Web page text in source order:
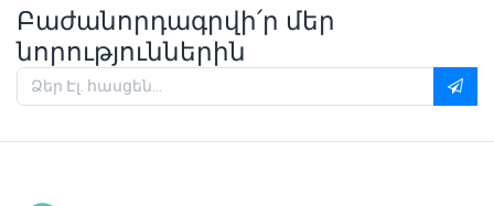
Բաժանորդագրվի՛ր մեր
նորություններին